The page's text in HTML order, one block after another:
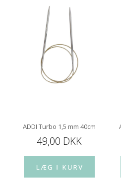
ADDI Turbo 1,5 mm 40cm
49,00 DKK